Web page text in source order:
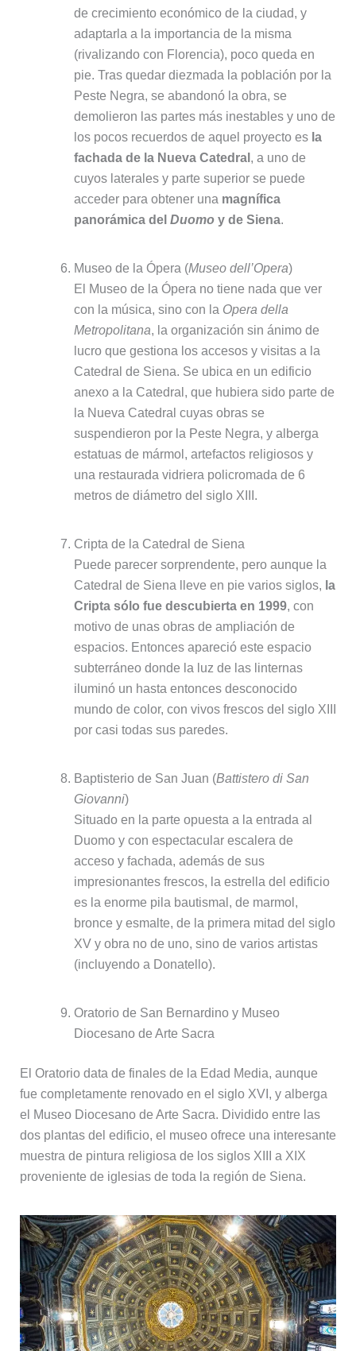
de crecimiento económico de la ciudad, y
adaptarla a la importancia de la misma
(rivalizando con Florencia), poco queda en
pie. Tras quedar diezmada la población por la
Peste Negra, se abandonó la obra, se
demolieron las partes más inestables y uno de
los pocos recuerdos de aquel proyecto es la
fachada de la Nueva Catedral , a uno de
cuyos laterales y parte superior se puede
acceder para obtener una magnífica
panorámica del Duomoy de Siena.
Museo de la Ópera (Museo dell’Opera)
El Museo de la Ópera no tiene nada que ver
con la música, sino con la Opera della
Metropolitana, la organización sin ánimo de
lucro que gestiona los accesos y visitas a la
Catedral de Siena. Se ubica en un edificio
anexo a la Catedral, que hubiera sido parte de
la Nueva Catedral cuyas obras se
suspendieron por la Peste Negra, y alberga
estatuas de mármol, artefactos religiosos y
una restaurada vidriera policromada de 6
metros de diámetro del siglo XIII.
Cripta de la Catedral de Siena
Puede parecer sorprendente, pero aunque la
Catedral de Siena lleve en pie varios siglos, la
Cripta sólo fue descubierta en 1999, con
motivo de unas obras de ampliación de
espacios. Entonces apareció este espacio
subterráneo donde la luz de las linternas
iluminó un hasta entonces desconocido
mundo de color, con vivos frescos del siglo XIII
por casi todas sus paredes.
Baptisterio de San Juan (Battistero di San
Giovanni)
Situado en la parte opuesta a la entrada al
Duomo y con espectacular escalera de
acceso y fachada, además de sus
impresionantes frescos, la estrella del edificio
es la enorme pila bautismal, de marmol,
bronce y esmalte, de la primera mitad del siglo
XV y obra no de uno, sino de varios artistas
(incluyendo a Donatello).
Oratorio de San Bernardino y Museo
Diocesano de Arte Sacra
El Oratorio data de finales de la Edad Media, aunque
fue completamente renovado en el siglo XVI, y alberga
el Museo Diocesano de Arte Sacra. Dividido entre las
dos plantas del edificio, el museo ofrece una interesante
muestra de pintura religiosa de los siglos XIII a XIX
proveniente de iglesias de toda la región de Siena.